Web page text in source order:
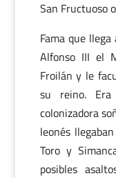
San Fructuoso
Fama que
Alfonso III el
Froilán y le
su reino.
colonizadora
leonés
Toro y
posibles